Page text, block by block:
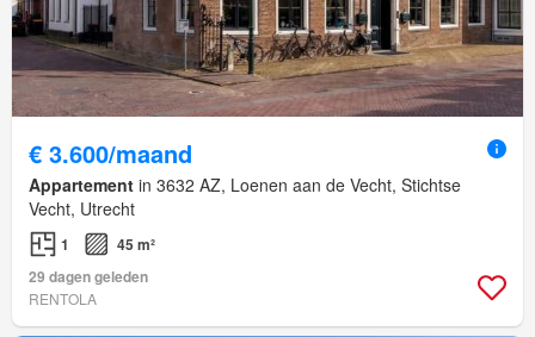
€ 3.600/maand
Appartement in 3632 AZ, Loenen aan de Vecht, Stichtse
Vecht, Utrecht
1
45 m²
29 dagen geleden
RENTOLA